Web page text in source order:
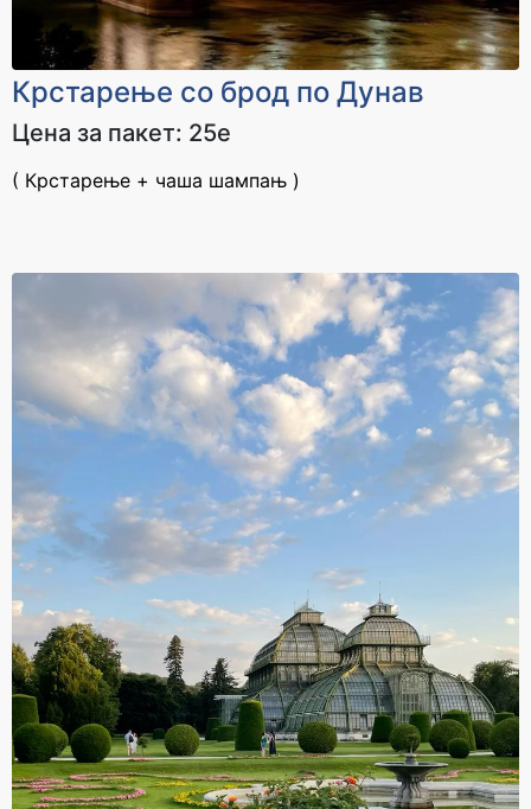
Крстарење со брод по Дунав
Цена за пакет: 25е
( Крстарење + чаша шампањ )